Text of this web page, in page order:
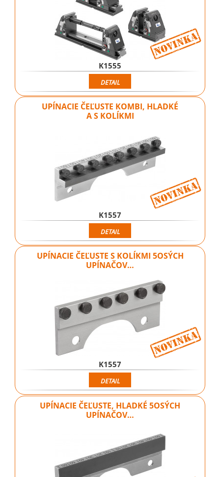
K1555
DETAIL
UPÍNACIE ČEĽUSTE KOMBI, HLADKÉ
A S KOLÍKMI
K1557
DETAIL
UPÍNACIE ČEĽUSTE S KOLÍKMI 5OSÝCH
UPÍNAČOV…
K1557
DETAIL
UPÍNACIE ČEĽUSTE, HLADKÉ 5OSÝCH
UPÍNAČOV…